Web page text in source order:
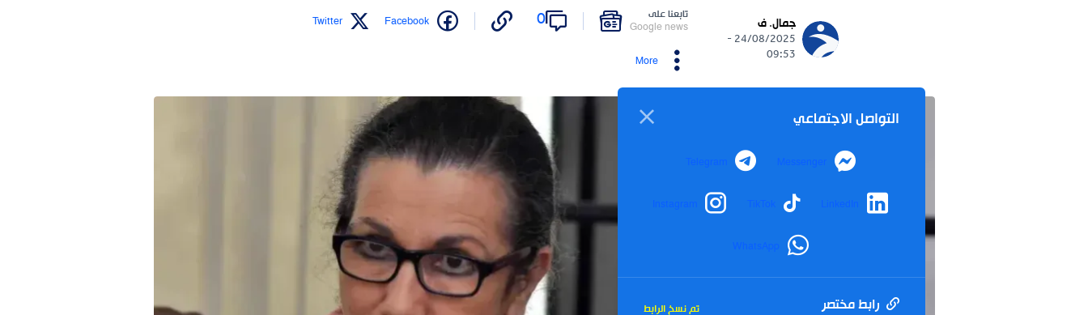
جمال. ف
24/08/2025 -
09:53
تابعنا على
Google news
0
Facebook
Twitter
More
التواصل الاجتماعي
Messenger
Telegram
LinkedIn
TikTok
Instagram
WhatsApp
رابط مختصر تم نسخ الرابط